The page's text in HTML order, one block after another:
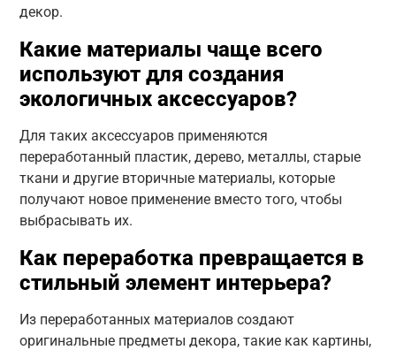
декор.
Какие материалы чаще всего
используют для создания
экологичных аксессуаров?
Для таких аксессуаров применяются
переработанный пластик, дерево, металлы, старые
ткани и другие вторичные материалы, которые
получают новое применение вместо того, чтобы
выбрасывать их.
Как переработка превращается в
стильный элемент интерьера?
Из переработанных материалов создают
оригинальные предметы декора, такие как картины,